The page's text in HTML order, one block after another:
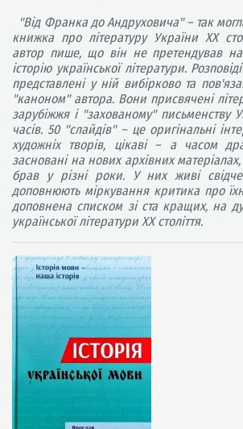
"Від Франка до Андруховича" – так
книжка про літературу України ХХ
автор пише, що він не претендував
історію української літератури.
представлені у ній вибірково та
"каноном" автора. Вони присвячені
зарубіжжя і "захованому" письменству
часів. 50 "слайдів" – це оригінальні
художніх творів, цікаві – а часом
засновані на нових архівних
брав у різні роки. У них живі
доповнюють міркування критика про
доповнена списком зі ста кращих, на
української літератури ХХ століття.